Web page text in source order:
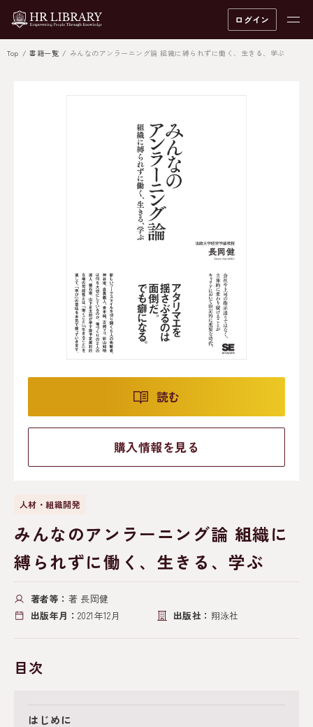
ログイン
Top 書籍一覧 みんなのアンラーニング論 組織に縛られずに働く、生きる、学ぶ
読む
購入情報を見る
人材・組織開発
みんなのアンラーニング論 組織に
縛られずに働く、生きる、学ぶ
著者等： 著 長岡健
出版年月： 2021年12月 出版社： 翔泳社
目次
はじめに